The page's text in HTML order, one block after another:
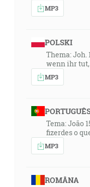
MP3
POLSKI
Thema: Joh.
wenn ihr
MP3
Tema: João
fizerdes o
MP3
ROMÂNA